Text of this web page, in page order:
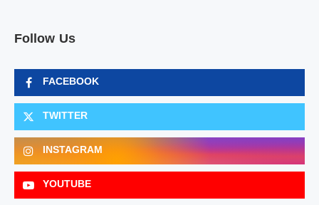
Follow Us
FACEBOOK
TWITTER
INSTAGRAM
YOUTUBE